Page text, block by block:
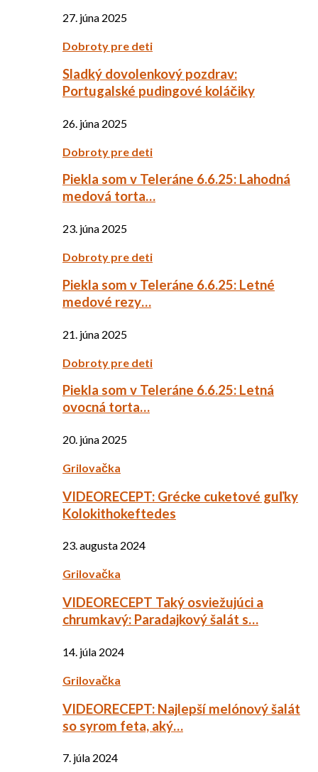
27. júna 2025
Dobroty pre deti
Sladký dovolenkový pozdrav:
Portugalské pudingové koláčiky
26. júna 2025
Dobroty pre deti
Piekla som v Teleráne 6.6.25: Lahodná
medová torta…
23. júna 2025
Dobroty pre deti
Piekla som v Teleráne 6.6.25: Letné
medové rezy…
21. júna 2025
Dobroty pre deti
Piekla som v Teleráne 6.6.25: Letná
ovocná torta…
20. júna 2025
Grilovačka
VIDEORECEPT: Grécke cuketové guľky
Kolokithokeftedes
23. augusta 2024
Grilovačka
VIDEORECEPT Taký osviežujúci a
chrumkavý: Paradajkový šalát s…
14. júla 2024
Grilovačka
VIDEORECEPT: Najlepší melónový šalát
so syrom feta, aký…
7. júla 2024